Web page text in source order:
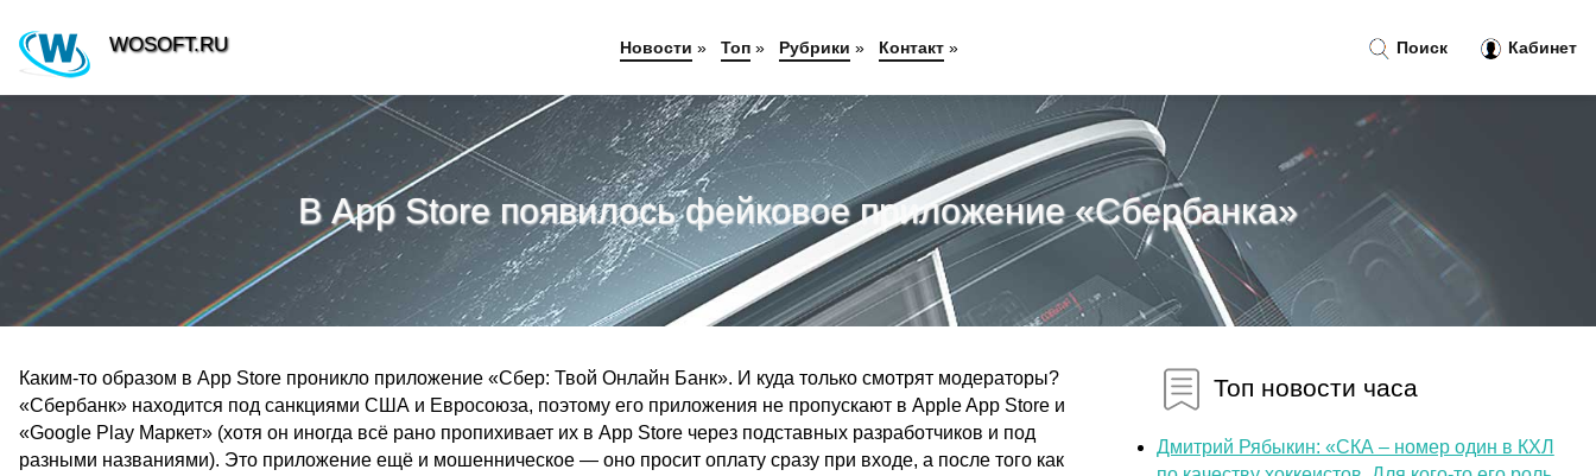
В App Store появилось фейковое приложение «Сбербанка»
Каким-то образом в App Store проникло приложение «Сбер: Твой Онлайн Банк». И куда только смотрят модераторы?
«Сбербанк» находится под санкциями США и Евросоюза, поэтому его приложения не пропускают в Apple App Store и
«Google Play Маркет» (хотя он иногда всё рано пропихивает их в App Store через подставных разработчиков и под
разными названиями). Это приложение ещё и мошенническое — оно просит оплату сразу при входе, а после того как
Топ новости часа
Дмитрий Рябыкин: «СКА – номер один в КХЛ
Поиск Кабинет
WOSOFT.RU Новости » Топ» Рубрики » Контакт»